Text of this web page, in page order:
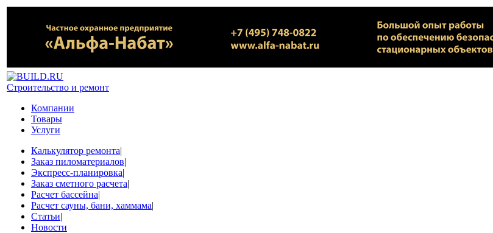
Строительство и ремонт
Компании
Товары
Услуги
Калькулятор ремонта|
Заказ пиломатериалов|
Экспресс-планировка|
Заказ сметного расчета|
Расчет бассейна|
Расчет сауны, бани, хаммама|
Статьи|
Новости